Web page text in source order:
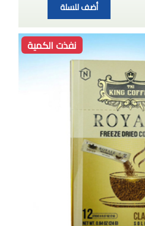
أضف للسلة
نفذت الكمية